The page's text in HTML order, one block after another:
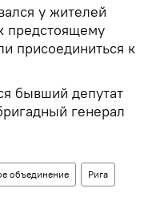
у жителей
предстоящему
присоединиться к
бывший депутат
генерал
объединение Рига